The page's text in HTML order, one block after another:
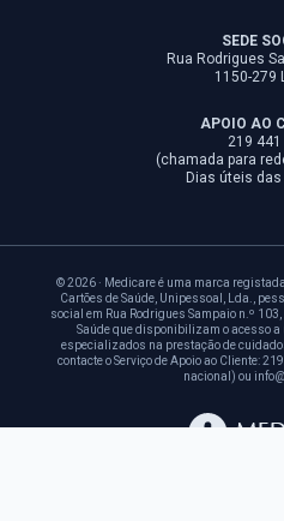
SEDE
Rua Rodrigues
1150-279
APOIO AO
219 441
(chamada para
Dias úteis
© 2026 · Medicare é uma marca
Cartões de Saúde, Unipessoal, Lda.,
social em Rua Rodrigues Sampaio n.º
Saúde que disponibilizam o acesso
especializados na prestação de
contacte o Serviço de Apoio ao Cliente:
nacional) ou